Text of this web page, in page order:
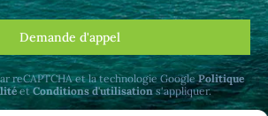
Demande d'appel
reCAPTCHA et la technologie GooglePolitique
etConditions d'utilisation s'appliquer.